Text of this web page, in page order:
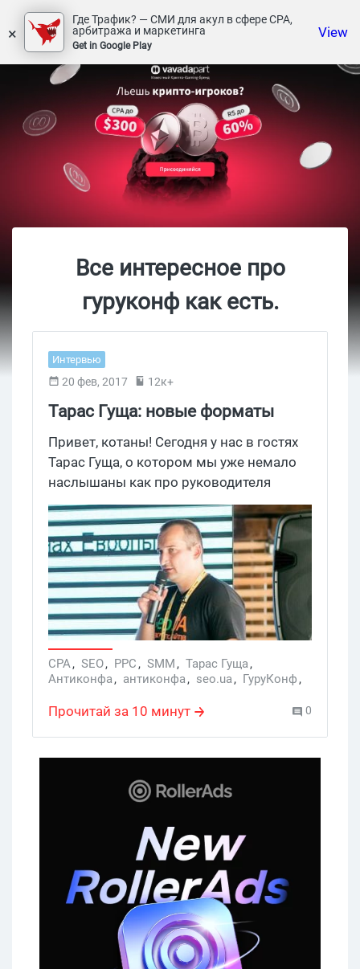
×
Где Трафик? — СМИ для акул в сфере СРА,
арбитража и маркетинга
Get in Google Play
View
Все интересное про
гуруконф как есть.
Интервью
20 фев, 2017 12к+
Тарас Гуща: новые форматы
конференций
Привет, котаны! Сегодня у нас в гостях
Тарас Гуща, о котором мы уже немало
наслышаны как про руководителя
seo.ua, спикера, а также профи в своем
деле и того еще путешественника. Но
сегодня мы поговорим с Тарасом о той
стороне своей деятельности, которую
он открыл для себя и других совсем
недавно. Поехали!
CPA, SEO, PPC, SMM , Тарас Гуща,
Антиконфа, антиконфа, seo.ua, ГуруКонф,
Прочитай за 10 минут 0